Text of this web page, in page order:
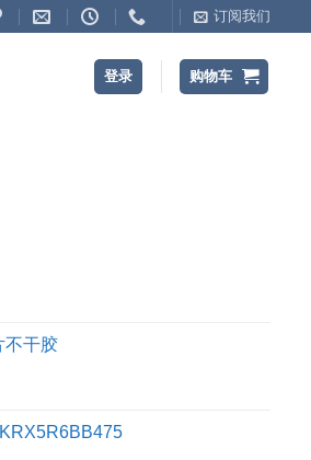
订阅我们
登录 购物车
不干胶